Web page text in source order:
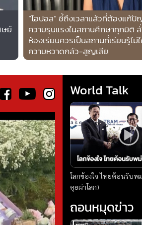
ษย์
“โอปอล” ชี้ถึงเวลาแล้วที่ต้องแก้ปั
ความรุนแรงในสถานศึกษาทุกมิติ
ห้องเรียนควรเป็นสถานที่เรียนรู้ไม่
ความหวาดกลัว-สูญเสีย
World Talk
โลกข้องใจ ไทยต้อนรับพ
คุยผ่าโลก)
ถอนหมุดข่าว